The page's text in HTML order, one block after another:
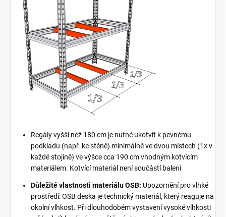
Regály vyšší než 180 cm je nutné ukotvit k pevnému
podkladu (např. ke stěně) minimálně ve dvou místech (1x v
každé stojině) ve výšce cca 190 cm vhodným kotvícím
materiálem. Kotvící materiál není součástí balení
Důležité vlastnosti materiálu OSB: Upozornění pro vlhké
prostředí: OSB deska je technický materiál, který reaguje na
okolní vlhkost. Při dlouhodobém vystavení vysoké vlhkosti